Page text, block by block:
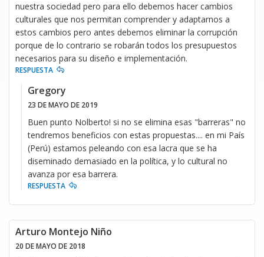
nuestra sociedad pero para ello debemos hacer cambios
culturales que nos permitan comprender y adaptarnos a
estos cambios pero antes debemos eliminar la corrupción
porque de lo contrario se robarán todos los presupuestos
necesarios para su diseño e implementación.
RESPUESTA
Gregory
23 DE MAYO DE 2019
Buen punto Nolberto! si no se elimina esas "barreras" no
tendremos beneficios con estas propuestas.... en mi País
(Perú) estamos peleando con esa lacra que se ha
diseminado demasiado en la política, y lo cultural no
avanza por esa barrera.
RESPUESTA
Arturo Montejo Niño
20 DE MAYO DE 2018